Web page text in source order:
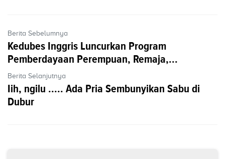
Berita Sebelumnya
Kedubes Inggris Luncurkan Program
Pemberdayaan Perempuan, Remaja,...
Berita Selanjutnya
Iih, ngilu ..... Ada Pria Sembunyikan Sabu di
Dubur